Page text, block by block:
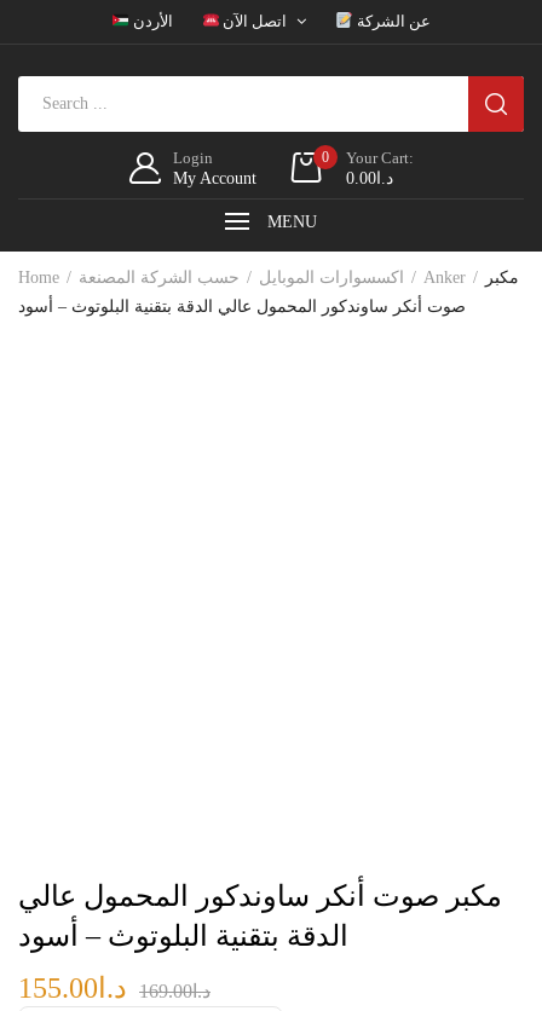
الأردن اتصل الآن عن الشركة
Login
My Account
0
Your Cart:
د.ا0.00
MENU
Home اكسسوارات الموبايل حسب الشركة المصنعة Anker
مكبر
صوت أنكر ساوندكور المحمول عالي الدقة بتقنية البلوتوث – أسود
مكبر صوت أنكر ساوندكور المحمول عالي
الدقة بتقنية البلوتوث – أسود
د.ا169.00 د.ا 155.00